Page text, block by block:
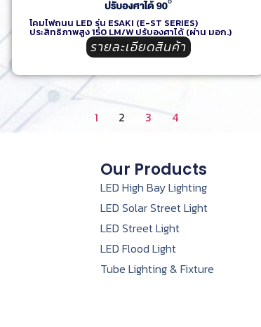
โคมไฟถนน LED รุ่น ESAKI (E-ST SERIES)
ประสิทธิภาพสูง 150 LM/W ปรับองศาได้ (ผ่าน มอก.)
รายละเอียดสินค้า
1 2 3 4
Our Products
LED High Bay Lighting
LED Solar Street Light
LED Street Light
LED Flood Light
Tube Lighting & Fixture